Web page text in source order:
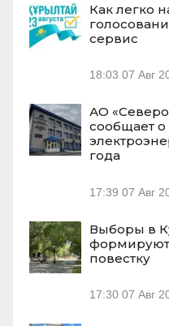
Как легко
сервис
18:03 07 Авг
АО
сообщает
года
17:39 07 Авг
Выборы в
повестку
17:30 07 Авг